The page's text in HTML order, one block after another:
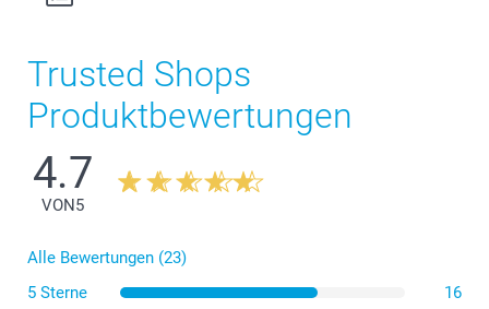
Trusted Shops
Produktbewertungen
4.7
VON5
Alle Bewertungen (23)
5 Sterne
16